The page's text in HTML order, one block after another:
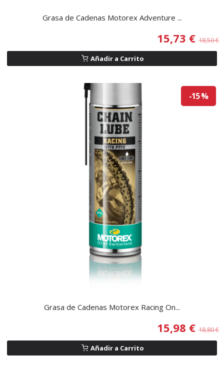
Grasa de Cadenas Motorex Adventure ...
15,73 € 18,50 €
Añadir a Carrito
-15 %
Grasa de Cadenas Motorex Racing On...
15,98 € 18,80 €
Añadir a Carrito